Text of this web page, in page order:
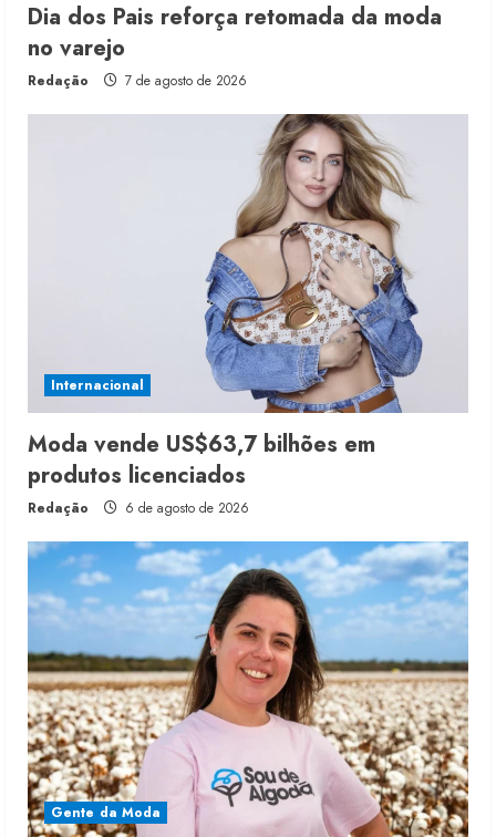
Dia dos Pais reforça retomada da moda
no varejo
Redação 7 de agosto de 2026
Internacional
Moda vende US$63,7 bilhões em
produtos licenciados
Redação 6 de agosto de 2026
Gente da Moda